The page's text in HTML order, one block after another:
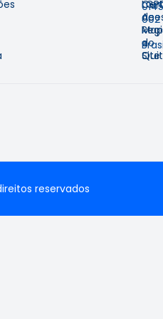
de
e
do
Site
002
–
reservados